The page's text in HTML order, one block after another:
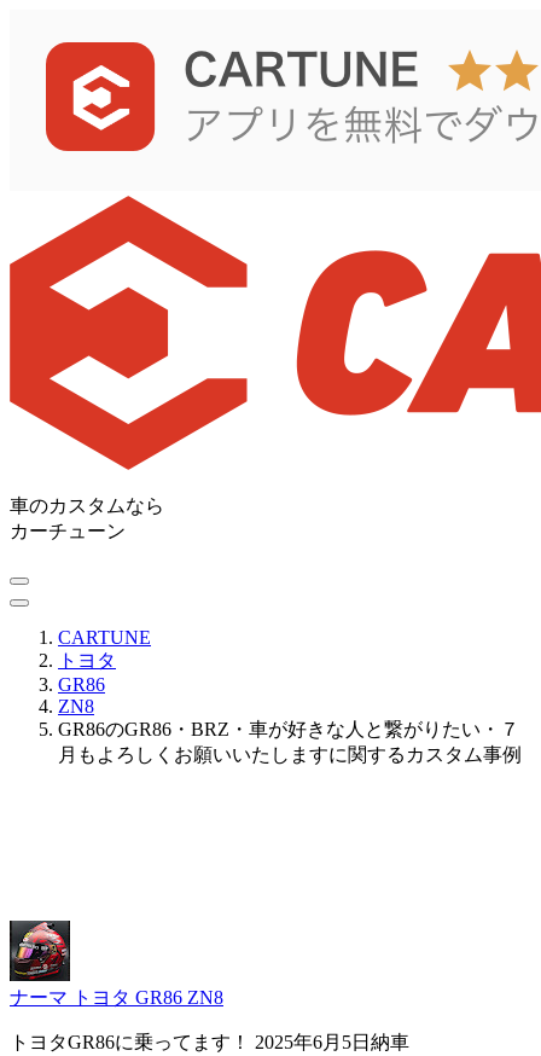
車のカスタムなら
カーチューン
CARTUNE
トヨタ
GR86
ZN8
GR86のGR86・BRZ・車が好きな人と繋がりたい・７
月もよろしくお願いいたしますに関するカスタム事例
ナーマ トヨタ GR86 ZN8
トヨタGR86に乗ってます！ 2025年6月5日納車